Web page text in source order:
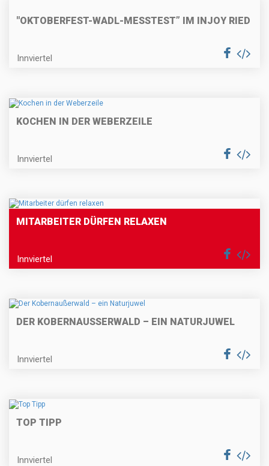
"OKTOBERFEST-WADL-MESSTEST” IM INJOY RIED
Innviertel
KOCHEN IN DER WEBERZEILE
Innviertel
MITARBEITER DÜRFEN RELAXEN
Innviertel
DER KOBERNAUSSERWALD – EIN NATURJUWEL
Innviertel
TOP TIPP
Innviertel